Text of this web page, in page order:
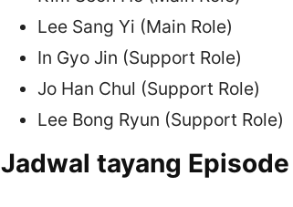
Lee Sang Yi (Main Role)
In Gyo Jin (Support Role)
Jo Han Chul (Support Role)
Lee Bong Ryun (Support Role)
Jadwal tayang